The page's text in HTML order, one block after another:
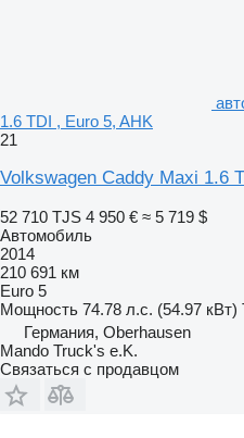
1.6 TDI , Euro 5, AHK
21
Volkswagen Caddy Maxi 1.6
52 710 TJS 4 950 € ≈ 5 719 $
Автомобиль
2014
210 691 км
Euro 5
Мощность 74.78 л.с. (54.97 кВт)
Германия, Oberhausen
Mando Truck's e.K.
Связаться с продавцом